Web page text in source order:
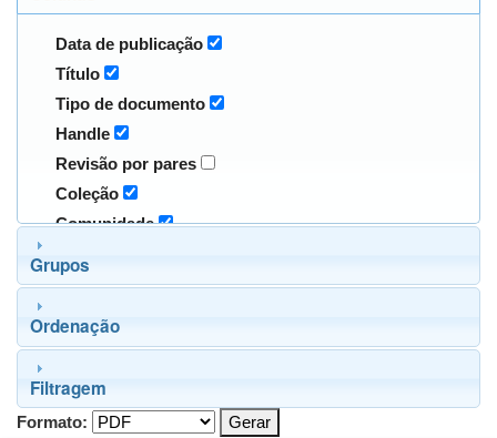
Data de publicação
Título
Tipo de documento
Handle
Revisão por pares
Coleção
Comunidade
Grupos
Ordenação
Filtragem
Formato: